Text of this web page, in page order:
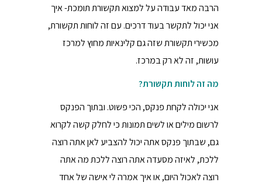
הרבה מאד עבודה על למצוא תקשורת תומכת- איך
אני יכול לתקשר בעוד דרכים. עם זה לוחות תקשורת,
מכשירי תקשורת שזה גם קלינאיות מחוץ למרכז
עושות, זה לא רק במרכז.
מה זה לוחות תקשורת?
אני יכולה לקחת פנקס, הכי פשוט. ובתוך הפנקס
לרשום מילים או לשים תמונות כי לחלק קשה לקרוא
גם, שבתוך פנקס אתה יכול להצביע לאן אתה רוצה
ללכת, לאיזה מסעדה אתה רוצה ללכת מה אתה
רוצה לאכול היום, או איך אמרה לי אישה של אחד